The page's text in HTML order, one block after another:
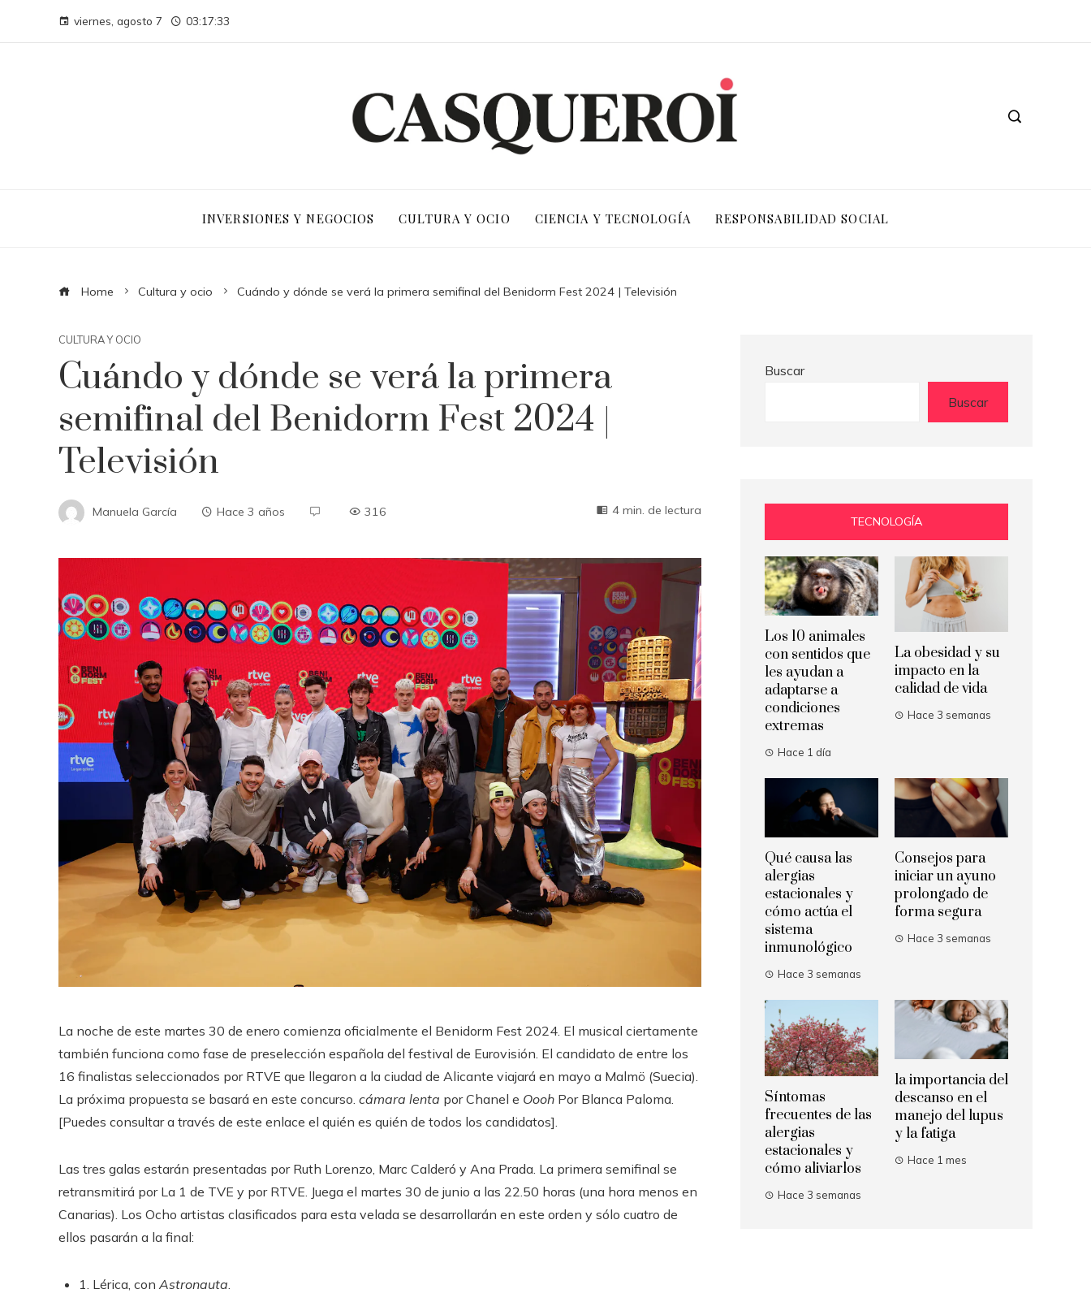
viernes, agosto 7 03:17:34
INVERSIONES Y NEGOCIOS CULTURA Y OCIO CIENCIA Y TECNOLOGÍA RESPONSABILIDAD SOCIAL
Home Cultura y ocio Cuándo y dónde se verá la primera semifinal del Benidorm Fest 2024 | Televisión
CULTURA Y OCIO
Cuándo y dónde se verá la primera
semifinal del Benidorm Fest 2024 |
Televisión
Manuela García Hace 3 años 316 4 min. de lectura
La noche de este martes 30 de enero comienza oficialmente el Benidorm Fest 2024. El musical ciertamente
también funciona como fase de preselección española del festival de Eurovisión. El candidato de entre los
16 finalistas seleccionados por RTVE que llegaron a la ciudad de Alicante viajará en mayo a Malmö (Suecia).
La próxima propuesta se basará en este concurso. cámara lenta por Chanel e Oooh Por Blanca Paloma.
[Puedes consultar a través de este enlace el quién es quién de todos los candidatos].
Las tres galas estarán presentadas por Ruth Lorenzo, Marc Calderó y Ana Prada. La primera semifinal se
retransmitirá por La 1 de TVE y por RTVE. Juega el martes 30 de junio a las 22.50 horas (una hora menos en
Canarias). Los Ocho artistas clasificados para esta velada se desarrollarán en este orden y sólo cuatro de
ellos pasarán a la final:
1. Lérica, con Astronauta.
Buscar
Buscar
TECNOLOGÍA
Los 10 animales
con sentidos que
les ayudan a
adaptarse a
condiciones
extremas
Hace 1 día
La obesidad y su
impacto en la
calidad de vida
Hace 3 semanas
Qué causa las
alergias
estacionales y
cómo actúa el
sistema
inmunológico
Hace 3 semanas
Consejos para
iniciar un ayuno
prolongado de
forma segura
Hace 3 semanas
Síntomas
frecuentes de las
alergias
estacionales y
cómo aliviarlos
Hace 3 semanas
la importancia del
descanso en el
manejo del lupus
y la fatiga
Hace 1 mes